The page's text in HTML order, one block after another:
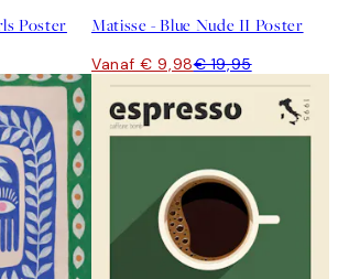
Poster Matisse - Blue Nude II Poster
Vanaf € 9,98€ 19,95